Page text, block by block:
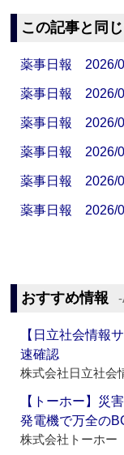
この記事と同
薬事日報 2026/
薬事日報 2026/
薬事日報 2026/
薬事日報 2026/
薬事日報 2026/
薬事日報 2026/
おすすめ情報
【日立社会情報
速確認
株式会社日立社会
【トーホー】災
発電機で万全の
株式会社トーホー